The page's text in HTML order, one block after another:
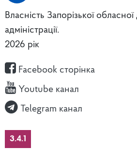
Власність Запорізької
адміністрації.
2026 рік
Facebook сторінка
Youtube канал
Telegram канал
3.4.1